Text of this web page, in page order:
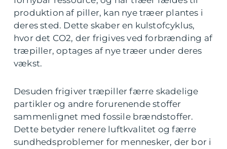
produktion af piller, kan nye træer plantes i
deres sted. Dette skaber en kulstofcyklus,
hvor det CO2, der frigives ved forbrænding af
træpiller, optages af nye træer under deres
vækst.
Desuden frigiver træpiller færre skadelige
partikler og andre forurenende stoffer
sammenlignet med fossile brændstoffer.
Dette betyder renere luftkvalitet og færre
sundhedsproblemer for mennesker, der bor i